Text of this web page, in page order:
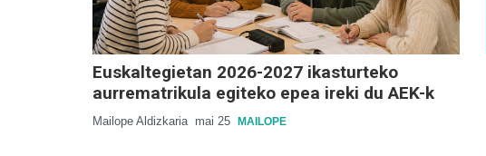
Euskaltegietan 2026-2027 ikasturteko
aurrematrikula egiteko epea ireki du AEK-k
Mailope Aldizkaria mai 25 MAILOPE